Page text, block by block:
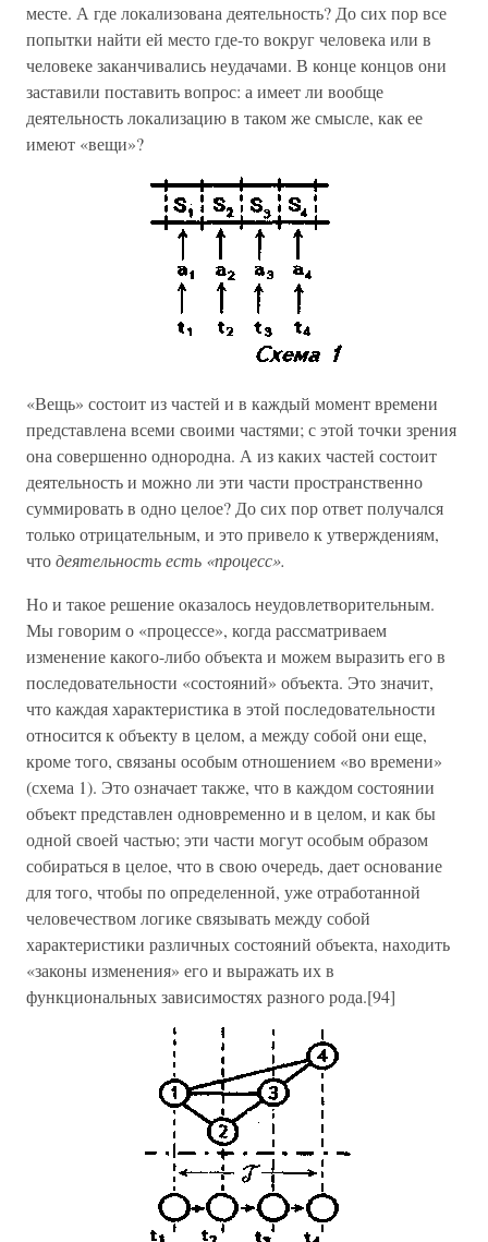
месте. А где локализована деятельность? До сих пор все
попытки найти ей место где-то вокруг человека или в
человеке заканчивались неудачами. В конце концов они
заставили поставить вопрос: а имеет ли вообще
деятельность локализацию в таком же смысле, как ее
имеют «вещи»?
«Вещь» состоит из частей и в каждый момент времени
представлена всеми своими частями; с этой точки зрения
она совершенно однородна. А из каких частей состоит
деятельность и можно ли эти части пространственно
суммировать в одно целое? До сих пор ответ получался
только отрицательным, и это привело к утверждениям,
чтодеятельность есть «процесс».
Но и такое решение оказалось неудовлетворительным.
Мы говорим о «процессе», когда рассматриваем
изменение какого-либо объекта и можем выразить его в
последовательности «состояний» объекта. Это значит,
что каждая характеристика в этой последовательности
относится к объекту в целом, а между собой они еще,
кроме того, связаны особым отношением «во времени»
(схема 1). Это означает также, что в каждом состоянии
объект представлен одновременно и в целом, и как бы
одной своей частью; эти части могут особым образом
собираться в целое, что в свою очередь, дает основание
для того, чтобы по определенной, уже отработанной
человечеством логике связывать между собой
характеристики различных состояний объекта, находить
«законы изменения» его и выражать их в
функциональных зависимостях разного рода.[94]